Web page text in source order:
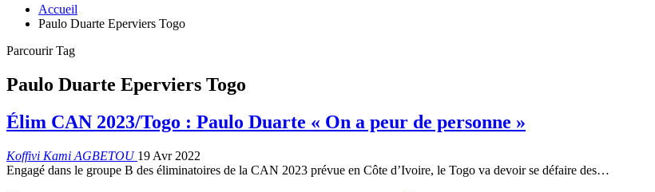
Accueil
Paulo Duarte Eperviers Togo
Parcourir Tag
Paulo Duarte Eperviers Togo
Élim CAN 2023/Togo : Paulo Duarte « On a peur de personne »
Koffivi Kami AGBETOU 19 Avr 2022
Engagé dans le groupe B des éliminatoires de la CAN 2023 prévue en Côte d’Ivoire, le Togo va devoir se défaire des…